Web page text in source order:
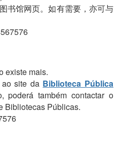
书馆网页。如有需要，亦可与
existe mais.
site da Biblioteca Pública
poderá também contactar o
Bibliotecas Públicas.